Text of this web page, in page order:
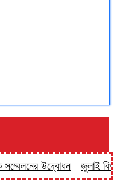
উদ্বোধন জুলাই বিপ্লবের দুই